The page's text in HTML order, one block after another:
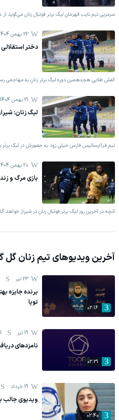
سرمربی تیم نایب قهرمان لیگ برتر فوتبال زنان می‌گوید
22 بهمن 1404
دختر استقلالی
کفش طلایی هجدهمین دوره لیگ برتر زنان به مهاجمی
21 بهمن 1404
لیگ زنان:
تیم فراایساتیس فارس خیلی زود به حضورش در لیگ برتر
20 بهمن 1404
بازی مرگ و
آنچه در آخرین روز لیگ برتر فوتبال زنان در شیراز
آخرین ویدیوهای تیم زنان گل
02:16
23 تیر
برنده جایزه
توپا
02:31
19 تیر
نامزدهای
02:40
19 خرداد
ویدیوی جالب